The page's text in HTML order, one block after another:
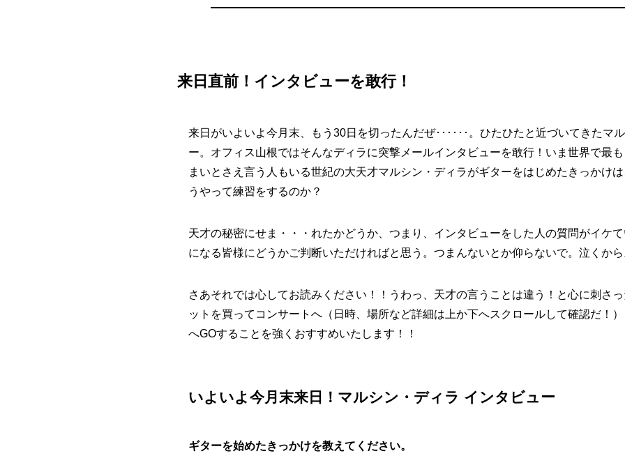
来日直前！インタビューを敢行！
来日がいよいよ今月末、もう30日を切ったんだぜ･･････。ひたひたと近づいてきたマ
ー。オフィス山根ではそんなディラに突撃メールインタビューを敢行！いま世界で最
まいとさえ言う人もいる世紀の大天才マルシン・ディラがギターをはじめたきっかけ
うやって練習をするのか？
天才の秘密にせま・・・れたかどうか、つまり、インタビューをした人の質問がイケ
になる皆様にどうかご判断いただければと思う。つまんないとか仰らないで。泣くから
さあそれでは心してお読みください！！うわっ、天才の言うことは違う！と心に刺さ
ットを買ってコンサートへ（日時、場所など詳細は上か下へスクロールして確認だ！
へGOすることを強くおすすめいたします！！
いよいよ今月末来日！マルシン・ディラ インタビュー
ギターを始めたきっかけを教えてください。